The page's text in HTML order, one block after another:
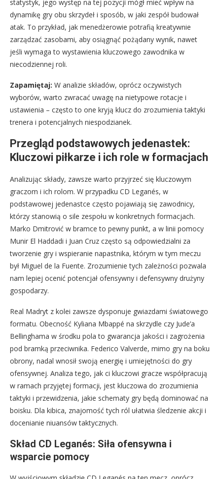
statystyk, jego występ na tej pozycji mógł mieć wpływ na
dynamikę gry obu skrzydeł i sposób, w jaki zespół budował
atak. To przykład, jak menedżerowie potrafią kreatywnie
zarządzać zasobami, aby osiągnąć pożądany wynik, nawet
jeśli wymaga to wystawienia kluczowego zawodnika w
niecodziennej roli.
Zapamiętaj: W analizie składów, oprócz oczywistych
wyborów, warto zwracać uwagę na nietypowe rotacje i
ustawienia – często to one kryją klucz do zrozumienia taktyki
trenera i potencjalnych niespodzianek.
Przegląd podstawowych jedenastek:
Kluczowi piłkarze i ich role w formacjach
Analizując składy, zawsze warto przyjrzeć się kluczowym
graczom i ich rolom. W przypadku CD Leganés, w
podstawowej jedenastce często pojawiają się zawodnicy,
którzy stanowią o sile zespołu w konkretnych formacjach.
Marko Dmitrović w bramce to pewny punkt, a w linii pomocy
Munir El Haddadi i Juan Cruz często są odpowiedzialni za
tworzenie gry i wspieranie napastnika, którym w tym meczu
był Miguel de la Fuente. Zrozumienie tych zależności pozwala
nam lepiej ocenić potencjał ofensywny i defensywny drużyny
gospodarzy.
Real Madryt z kolei zawsze dysponuje gwiazdami światowego
formatu. Obecność Kyliana Mbappé na skrzydle czy Jude’a
Bellinghama w środku pola to gwarancja jakości i zagrożenia
pod bramką przeciwnika. Federico Valverde, mimo gry na boku
obrony, nadal wnosił swoją energię i umiejętności do gry
ofensywnej. Analiza tego, jak ci kluczowi gracze współpracują
w ramach przyjętej formacji, jest kluczowa do zrozumienia
taktyki i przewidzenia, jakie schematy gry będą dominować na
boisku. Dla kibica, znajomość tych ról ułatwia śledzenie akcji i
docenianie niuansów taktycznych.
Skład CD Leganés: Siła ofensywna i
wsparcie pomocy